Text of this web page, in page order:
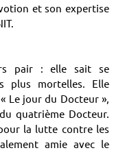
et son expertise
pair : elle sait se
plus mortelles. Elle
Le jour du Docteur »,
quatrième Docteur.
la lutte contre les
amie avec le